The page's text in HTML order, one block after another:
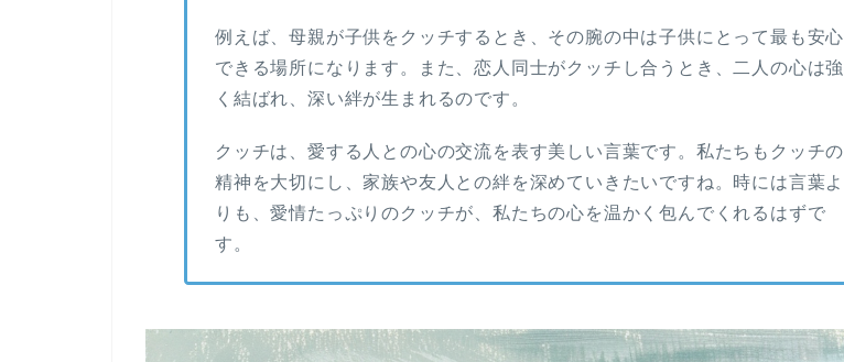
例えば、母親が子供をクッチするとき、その腕の中は子供にとって最も安心
できる場所になります。また、恋人同士がクッチし合うとき、二人の心は強
く結ばれ、深い絆が生まれるのです。
クッチは、愛する人との心の交流を表す美しい言葉です。私たちもクッチの
精神を大切にし、家族や友人との絆を深めていきたいですね。時には言葉よ
りも、愛情たっぷりのクッチが、私たちの心を温かく包んでくれるはずで
す。